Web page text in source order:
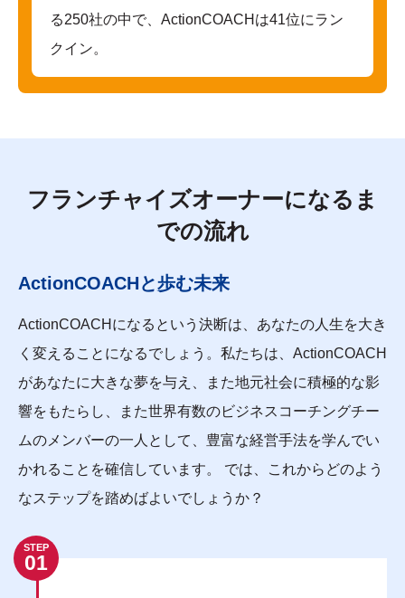
る250社の中で、ActionCOACHは41位にラン
クイン。
フランチャイズオーナーになるま
での流れ
ActionCOACHと歩む未来
ActionCOACHになるという決断は、あなたの人生を大き
く変えることになるでしょう。私たちは、ActionCOACH
があなたに大きな夢を与え、また地元社会に積極的な影
響をもたらし、また世界有数のビジネスコーチングチー
ムのメンバーの一人として、豊富な経営手法を学んでい
かれることを確信しています。 では、これからどのよう
なステップを踏めばよいでしょうか？
STEP
01